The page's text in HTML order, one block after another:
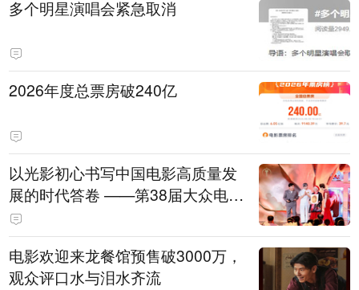
多个明星演唱会紧急取消
2026年度总票房破240亿
以光影初心书写中国电影高质量发
展的时代答卷 ——第38届大众电影
百花奖系列活动开幕晚会综述
电影欢迎来龙餐馆预售破3000万，
观众评口水与泪水齐流